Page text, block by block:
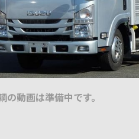
の動画は準備中です。